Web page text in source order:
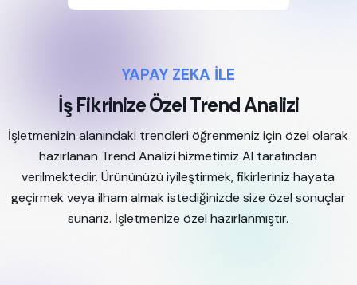
YAPAY ZEKA İLE
İş Fikrinize Özel Trend Analizi
İşletmenizin alanındaki trendleri öğrenmeniz için özel olarak
hazırlanan Trend Analizi hizmetimiz AI tarafından
verilmektedir. Ürününüzü iyileştirmek, fikirleriniz hayata
geçirmek veya ilham almak istediğinizde size özel sonuçlar
sunarız. İşletmenize özel hazırlanmıştır.